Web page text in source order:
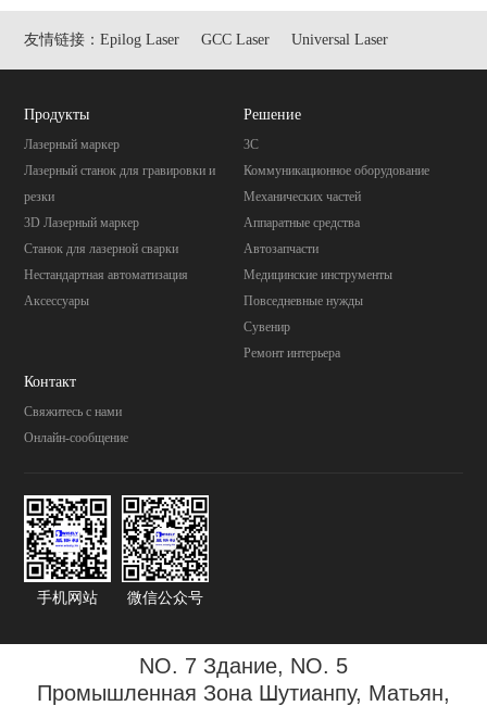
友情链接：Epilog Laser GCC Laser Universal Laser
Продукты
Лазерный маркер
Лазерный станок для гравировки и
резки
3D Лазерный маркер
Станок для лазерной сварки
Нестандартная автоматизация
Аксессуары
Pешение
3C
Коммуникационное оборудование
Механических частей
Aппаратные средства
Автозапчасти
Mедицинские инструменты
Повседневные нужды
Cувенир
Pемонт интерьера
Контакт
Свяжитесь с нами
Онлайн-сообщение
手机网站 微信公众号
NO. 7 Здание, NO. 5
Промышленная Зона Шутианпу, Матьян,